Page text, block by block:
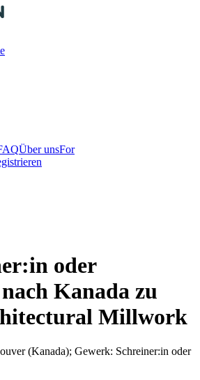
Über unsFor
oder
Kanada zu
Millwork
(Kanada); Gewerk: Schreiner:in oder